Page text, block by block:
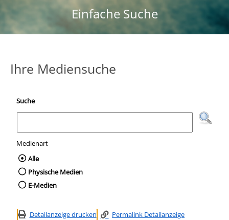
Einfache Suche
Ihre Mediensuche
Suche
Medienart
Wählen Sie die Medienart nach der Sie
Alle
Physische Medien
E-Medien
Detailanzeige drucken
Permalink Detailanzeige